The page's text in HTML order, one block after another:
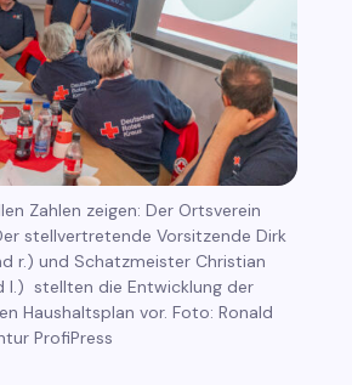
Zahlen zeigen: Der Ortsverein
stellvertretende Vorsitzende Dirk
r.) und Schatzmeister Christian
l.) stellten die Entwicklung der
Haushaltsplan vor. Foto: Ronald
ProfiPress